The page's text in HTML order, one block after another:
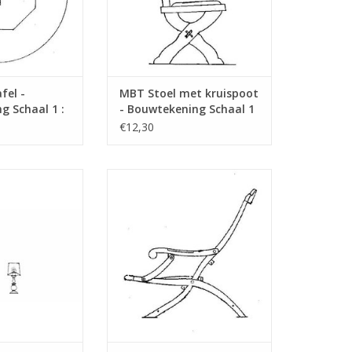
-
Schaal 1 :
MBT Stoel met kruispoot
- Bouwtekening Schaal 1
: 12 (40.33.007)
€12,30
WINKELWAGEN
MBT Leunstoel,opklapbaar -
TOEVOEGEN AAN WINKELWAGEN